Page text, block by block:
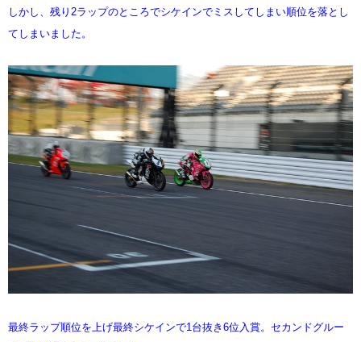
しかし、残り2ラップのところでシケインでミスしてしまい順位を落とし
てしまいました。
最終ラップ順位を上げ最終シケインで1台抜き6位入賞。セカンドグルー